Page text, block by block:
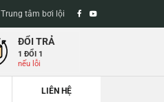
Trung tâm bơi lội
ĐỔI TRẢ
1 ĐỔI 1
nếu lỗi
LIÊN HỆ